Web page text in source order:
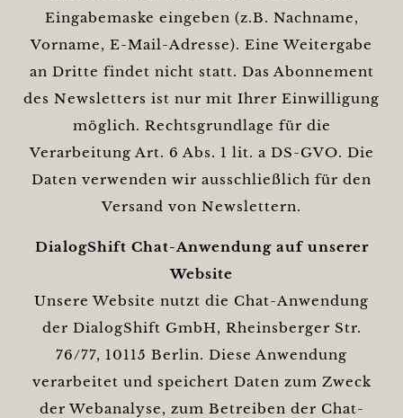
Eingabemaske eingeben (z.B. Nachname,
Vorname, E-Mail-Adresse). Eine Weitergabe
an Dritte findet nicht statt. Das Abonnement
des Newsletters ist nur mit Ihrer Einwilligung
möglich. Rechtsgrundlage für die
Verarbeitung Art. 6 Abs. 1 lit. a DS-GVO. Die
Daten verwenden wir ausschließlich für den
Versand von Newslettern.
DialogShift Chat-Anwendung auf unserer
Website
Unsere Website nutzt die Chat-Anwendung
der DialogShift GmbH, Rheinsberger Str.
76/77, 10115 Berlin. Diese Anwendung
verarbeitet und speichert Daten zum Zweck
der Webanalyse, zum Betreiben der Chat-